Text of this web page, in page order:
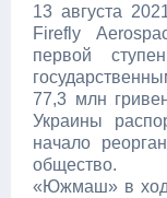
13 августа
Firefly
первой
77,3 млн
Украины
начало
общество.
«Южмаш» в